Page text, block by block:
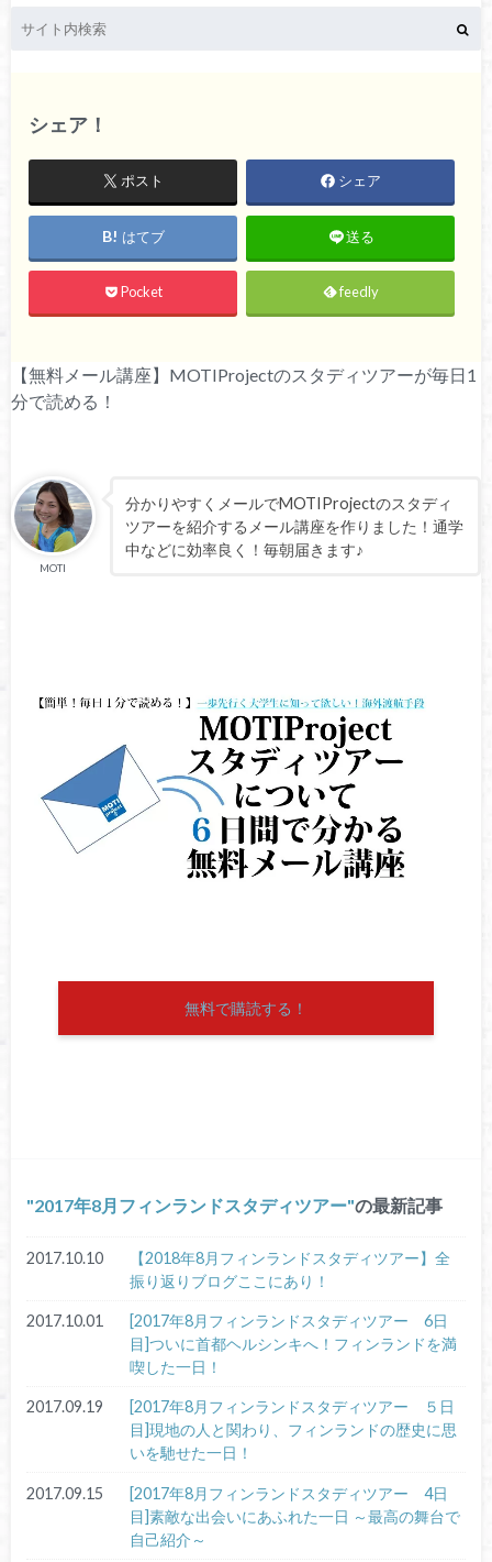
シェア！
ポスト シェア
はてブ 送る
Pocket feedly
【無料メール講座】MOTIProjectのスタディツアーが毎日1
分で読める！
MOTI
分かりやすくメールでMOTIProjectのスタディ
ツアーを紹介するメール講座を作りました！通学
中などに効率良く！毎朝届きます♪
無料で購読する！
2017年8月フィンランドスタディツアー の最新記事
2017.10.10
【2018年8月フィンランドスタディツアー】全
振り返りブログここにあり！
2017.10.01
[2017年8月フィンランドスタディツアー 6日
目]ついに首都ヘルシンキへ！フィンランドを満
喫した一日！
2017.09.19
[2017年8月フィンランドスタディツアー ５日
目]現地の人と関わり、フィンランドの歴史に思
いを馳せた一日！
2017.09.15
[2017年8月フィンランドスタディツアー 4日
目]素敵な出会いにあふれた一日 ～最高の舞台で
自己紹介～